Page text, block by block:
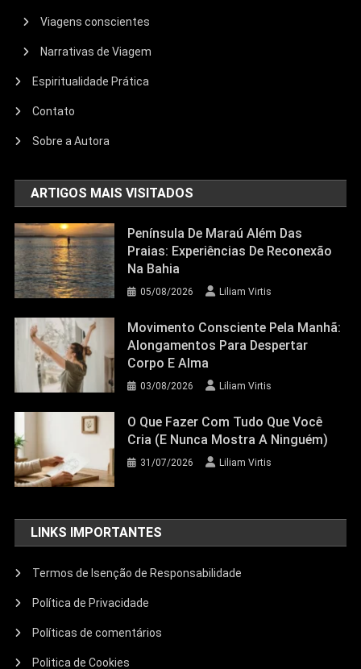
Viagens conscientes
Narrativas de Viagem
Espiritualidade Prática
Contato
Sobre a Autora
ARTIGOS MAIS VISITADOS
Península De Maraú Além Das
Praias: Experiências De Reconexão
Na Bahia
05/08/2026 Liliam Virtis
Movimento Consciente Pela Manhã:
Alongamentos Para Despertar
Corpo E Alma
03/08/2026 Liliam Virtis
O Que Fazer Com Tudo Que Você
Cria (e Nunca Mostra A Ninguém)
31/07/2026 Liliam Virtis
LINKS IMPORTANTES
Termos de Isenção de Responsabilidade
Política de Privacidade
Políticas de comentários
Politica de Cookies